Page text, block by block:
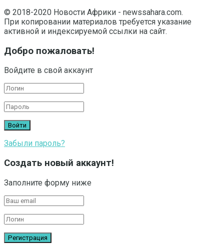
© 2018-2020 Новости Африки - newssahara.com.
При копировании материалов требуется указание
активной и индексируемой ссылки на сайт.
Добро пожаловать!
Войдите в свой аккаунт
Забыли пароль?
Создать новый аккаунт!
Заполните форму ниже